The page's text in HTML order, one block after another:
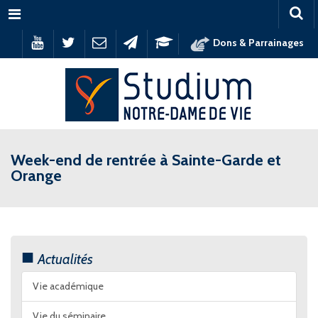
Menu
Dons & Parrainages
Week-end de rentrée à Sainte-Garde et
Orange
Actualités
Vie académique